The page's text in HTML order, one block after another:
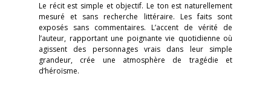
Le récit est simple et objectif. Le ton est naturellement
mesuré et sans recherche littéraire. Les faits sont
exposés sans commentaires. L’accent de vérité de
l’auteur, rapportant une poignante vie quotidienne où
agissent des personnages vrais dans leur simple
grandeur, crée une atmosphère de tragédie et
d’héroïsme.